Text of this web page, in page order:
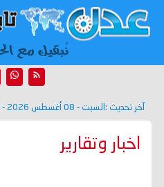
آخر تحديث : السبت - 08 أغسطس 2026 - 12:00 م
اخبار وتقارير